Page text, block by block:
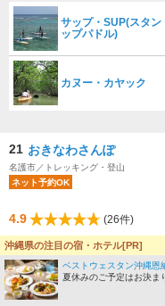
サップ・SUP(スタン
ップパドル)
カヌー・カヤック
21 おきなわさんぽ
名護市／トレッキング・登山
ネット予約OK
4.9
(26件)
３つの海に囲まれ、琉球の時代
た名護。 どこまでも透明な海
史残る街並み・・・。 お...
沖縄県の注目の宿・ホテル[PR]
ベストウェスタン沖縄恩
夏休みのご予定はお決ま